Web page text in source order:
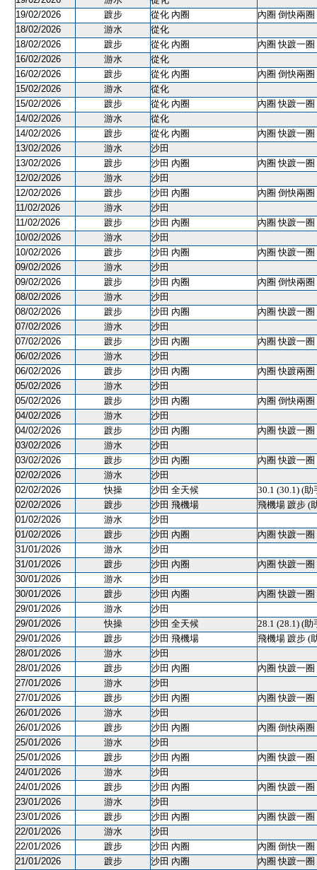
19/02/2026
踱步 從化 內圈
內圈 倒快兩圈
18/02/2026
游水
從化
18/02/2026
踱步 從化 內圈
內圈 快踱一圈
16/02/2026
游水
從化
16/02/2026
踱步 從化 內圈
內圈 倒快兩圈
15/02/2026
游水
從化
15/02/2026
踱步 從化 內圈
內圈 快踱一圈
14/02/2026
游水
從化
14/02/2026
踱步 從化 內圈
內圈 快踱一圈
13/02/2026
游水
沙田
13/02/2026
踱步 沙田 內圈
內圈 快踱一圈
12/02/2026
游水
沙田
12/02/2026
踱步 沙田 內圈
內圈 倒快兩圈
11/02/2026
游水
沙田
11/02/2026
踱步 沙田 內圈
內圈 快踱一圈
10/02/2026
游水
沙田
10/02/2026
踱步 沙田 內圈
內圈 快踱一圈
09/02/2026
游水
沙田
09/02/2026
踱步 沙田 內圈
內圈 倒快兩圈
08/02/2026
游水
沙田
08/02/2026
踱步 沙田 內圈
內圈 快踱一圈
07/02/2026
游水
沙田
07/02/2026
踱步 沙田 內圈
內圈 快踱一圈
06/02/2026
游水
沙田
06/02/2026
踱步 沙田 內圈
內圈 快踱兩圈
05/02/2026
游水
沙田
05/02/2026
踱步 沙田 內圈
內圈 倒快兩圈
04/02/2026
游水
沙田
04/02/2026
踱步 沙田 內圈
內圈 快踱一圈
03/02/2026
游水
沙田
03/02/2026
踱步 沙田 內圈
內圈 快踱一圈
02/02/2026
游水
沙田
02/02/2026
快操 沙田 全天候
30.1 (30.1) (助
02/02/2026
踱步 沙田 飛機場
飛機場 踱步 (
01/02/2026
游水
沙田
01/02/2026
踱步 沙田 內圈
內圈 快踱一圈
31/01/2026
游水
沙田
31/01/2026
踱步 沙田 內圈
內圈 快踱一圈
30/01/2026
游水
沙田
30/01/2026
踱步 沙田 內圈
內圈 快踱一圈
29/01/2026
游水
沙田
29/01/2026
快操 沙田 全天候
28.1 (28.1) (
29/01/2026
踱步 沙田 飛機場
飛機場 踱步 (
28/01/2026
游水
沙田
28/01/2026
踱步 沙田 內圈
內圈 快踱一圈
27/01/2026
游水
沙田
27/01/2026
踱步 沙田 內圈
內圈 快踱一圈
26/01/2026
游水
沙田
26/01/2026
踱步 沙田 內圈
內圈 倒快兩圈
25/01/2026
游水
沙田
25/01/2026
踱步 沙田 內圈
內圈 快踱一圈
24/01/2026
游水
沙田
24/01/2026
踱步 沙田 內圈
內圈 快踱一圈
23/01/2026
游水
沙田
23/01/2026
踱步 沙田 內圈
內圈 快踱一圈
22/01/2026
游水
沙田
22/01/2026
踱步 沙田 內圈
內圈 倒快一圈
21/01/2026
踱步 沙田 內圈
內圈 快踱一圈